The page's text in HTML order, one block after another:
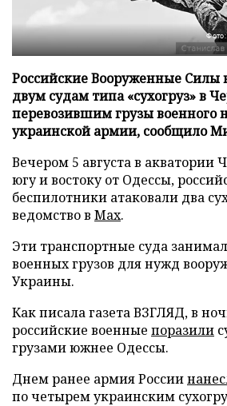
Российские Вооруженные Силы
двум судам типа «сухогруз» в
перевозившим грузы военного
украинской армии, сообщило
Вечером 5 августа в акватории
югу и востоку от Одессы,
беспилотники атаковали два
ведомство в Max.
Эти транспортные суда
военных грузов для нужд
Украины.
Как писала газета ВЗГЛЯД, в
российские военные поразили
грузами южнее Одессы.
Днем ранее армия России
по четырем украинским